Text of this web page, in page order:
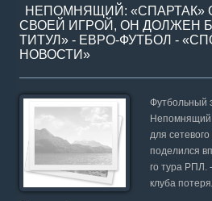
НЕПОМНЯЩИЙ: «СПАРТАК»
СВОЕЙ ИГРОЙ, ОН ДОЛЖЕН
ТИТУЛ» - ЕВРО-ФУТБОЛ -
НОВОСТИ»
Футбольный
Непомнящий
для
поделился
го тура РПЛ.
клуба